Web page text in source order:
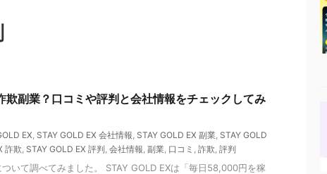
欺副業？口コミや評判と会社情報をチェックしてみ
EX, STAY GOLD EX 会社情報, STAY GOLD EX 副業, STAY GOLD
詐欺, STAY GOLD EX 評判, 会社情報, 副業, 口コミ , 詐欺, 評判
いて調べてみました。 STAY GOLD EXは「毎日58,000円を稼